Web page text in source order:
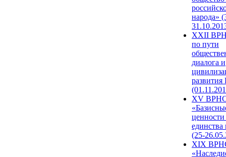
народа»
XXII
по пути
диалога и
развития
XV
единства
(25-
XIX